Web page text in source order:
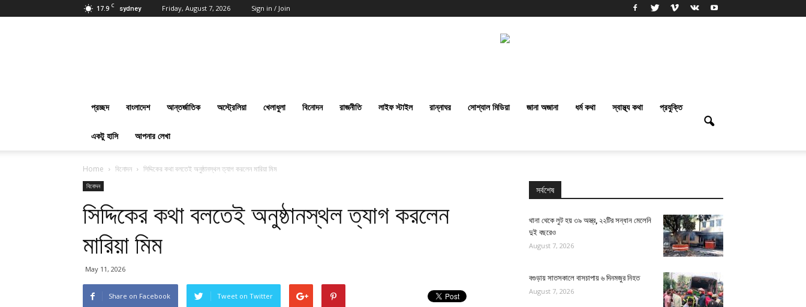
17.9 C sydney Friday, August 7, 2026 Sign in / Join
Bangla
প্রচ্ছদ বাংলাদেশ আন্তর্জাতিক অস্ট্রেলিয়া খেলাধুলা বিনোদন রাজনীতি লাইফ স্টাইল রান্নাঘর সোশ্যাল মিডিয়া জানা অজানা ধর্ম কথা স্বাস্থ্য কথা প্রযুক্তি
একটু হাসি আপনার লেখা
Home বিনোদন সিদ্দিকের কথা বলতেই অনুষ্ঠানস্থল ত্যাগ করলেন মারিয়া মিম
বিনোদন
সিদ্দিকের কথা বলতেই অনুষ্ঠানস্থল ত্যাগ করলেন
মারিয়া মিম
May 11, 2026
Share on Facebook Tweet on Twitter
সর্বশেষ
থানা থেকে লুট হয় ৩৯ অস্ত্র, ২২টির সন্ধান মেলেনি
দুই বছরেও
August 7, 2026
বগুড়ায় সাতসকালে বাসচাপায় ৬ দিনমজুর নিহত
August 7, 2026